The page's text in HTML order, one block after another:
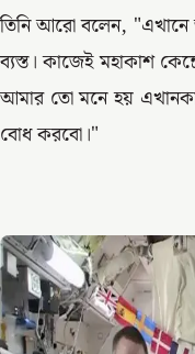
তিনি আরো বলেন,
ব্যস্ত। কাজেই মহাকাশ
আমার তো মনে হয়
বোধ করবো।"